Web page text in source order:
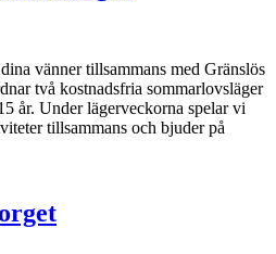
vänner tillsammans med Gränslös
två kostnadsfria sommarlovsläger
år. Under lägerveckorna spelar vi
tillsammans och bjuder på